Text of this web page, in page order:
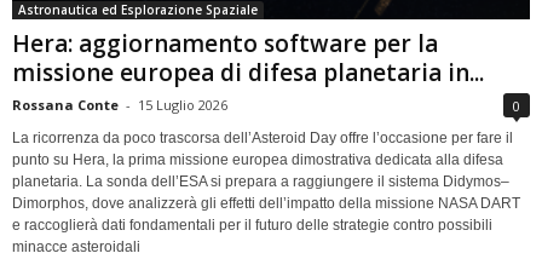
Astronautica ed Esplorazione Spaziale
Hera: aggiornamento software per la
missione europea di difesa planetaria in...
Rossana Conte - 15 Luglio 2026 0
La ricorrenza da poco trascorsa dell’Asteroid Day offre l’occasione per fare il
punto su Hera, la prima missione europea dimostrativa dedicata alla difesa
planetaria. La sonda dell’ESA si prepara a raggiungere il sistema Didymos–
Dimorphos, dove analizzerà gli effetti dell’impatto della missione NASA DART
e raccoglierà dati fondamentali per il futuro delle strategie contro possibili
minacce asteroidali